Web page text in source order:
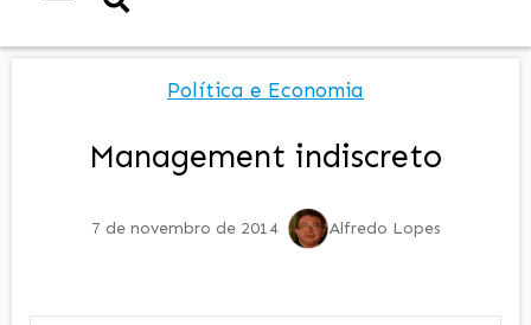
Política e Economia
Management indiscreto
7 de novembro de 2014 Alfredo Lopes